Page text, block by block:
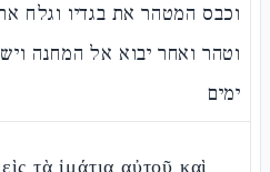
וכבס המטהר את בגדיו וגלח
וטהר ואחר יבוא אל המחנה
ימים
τὰ ἱμάτια αὐτοῦ καὶ